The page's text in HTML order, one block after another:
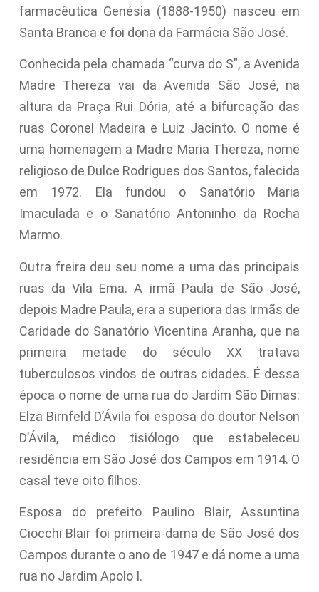
farmacêutica Genésia (1888-1950) nasceu em
Santa Branca e foi dona da Farmácia São José.
Conhecida pela chamada “curva do S”, a Avenida
Madre Thereza vai da Avenida São José, na
altura da Praça Rui Dória, até a bifurcação das
ruas Coronel Madeira e Luiz Jacinto. O nome é
uma homenagem a Madre Maria Thereza, nome
religioso de Dulce Rodrigues dos Santos, falecida
em 1972. Ela fundou o Sanatório Maria
Imaculada e o Sanatório Antoninho da Rocha
Marmo.
Outra freira deu seu nome a uma das principais
ruas da Vila Ema. A irmã Paula de São José,
depois Madre Paula, era a superiora das Irmãs de
Caridade do Sanatório Vicentina Aranha, que na
primeira metade do século XX tratava
tuberculosos vindos de outras cidades. É dessa
época o nome de uma rua do Jardim São Dimas:
Elza Birnfeld D’Ávila foi esposa do doutor Nelson
D’Ávila, médico tisiólogo que estabeleceu
residência em São José dos Campos em 1914. O
casal teve oito filhos.
Esposa do prefeito Paulino Blair, Assuntina
Ciocchi Blair foi primeira-dama de São José dos
Campos durante o ano de 1947 e dá nome a uma
rua no Jardim Apolo I.